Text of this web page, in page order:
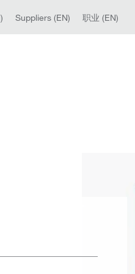
Suppliers (EN) 职业 (EN)